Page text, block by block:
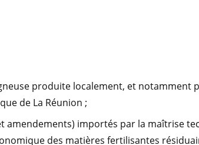
produite localement, et notamment
de La Réunion ;
amendements) importés par la maîtrise
des matières fertilisantes